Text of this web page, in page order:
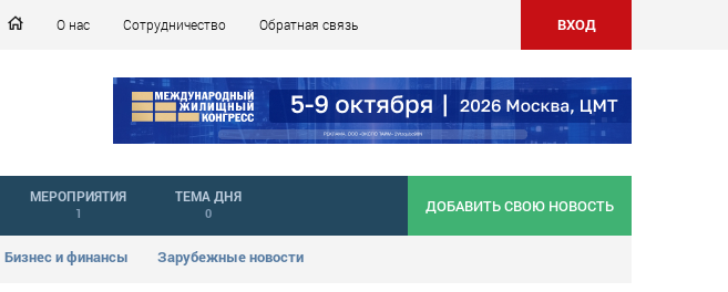
О нас Сотрудничество Обратная связь ВХОД
Бизнес и финансы Зарубежные новости
МЕРОПРИЯТИЯ
1
ТЕМА ДНЯ
0 ДОБАВИТЬ СВОЮ НОВОСТЬ